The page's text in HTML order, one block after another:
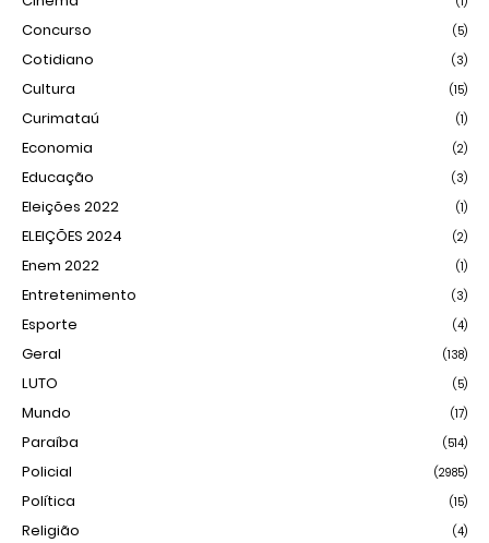
Concurso (5)
Cotidiano (3)
Cultura (15)
Curimataú (1)
Economia (2)
Educação (3)
Eleições 2022 (1)
ELEIÇÕES 2024 (2)
Enem 2022 (1)
Entretenimento (3)
Esporte (4)
Geral (138)
LUTO (5)
Mundo (17)
Paraíba (514)
Policial (2985)
Política (15)
Religião (4)